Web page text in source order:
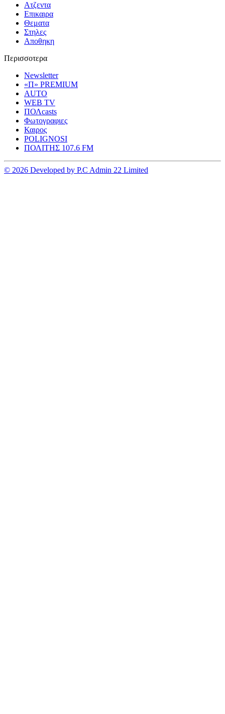
Ατζεντα
Επικαιρα
Θεματα
Στηλες
Αποθηκη
Περισσοτερα
Newsletter
«Π» PREMIUM
AUTO
WEB TV
ΠΟΛcasts
Φωτογραφιες
Καιρος
POLIGNOSI
ΠΟΛΙΤΗΣ 107.6 FM
© 2026 Developed by P.C Admin 22 Limited